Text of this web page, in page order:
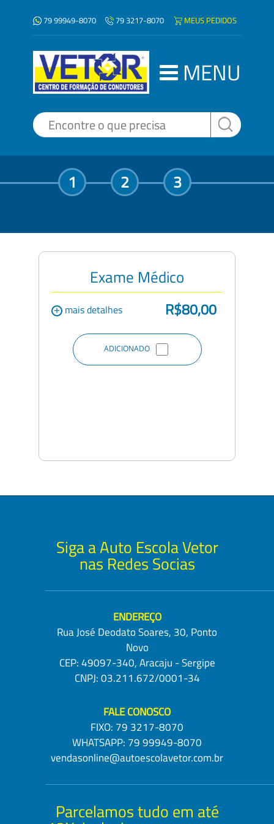
79 99949-8070 79 3217-8070 MEUS PEDIDOS
MENU
1 2 3
Exame Médico
+ mais detalhes R$80,00
ADICIONADO
Siga a Auto Escola Vetor
nas Redes Socias
ENDEREÇO
Rua José Deodato Soares, 30, Ponto
Novo
CEP: 49097-340, Aracaju - Sergipe
CNPJ: 03.211.672/0001-34
FALE CONOSCO
FIXO: 79 3217-8070
WHATSAPP: 79 99949-8070
vendasonline@autoescolavetor.com.br
Parcelamos tudo em até